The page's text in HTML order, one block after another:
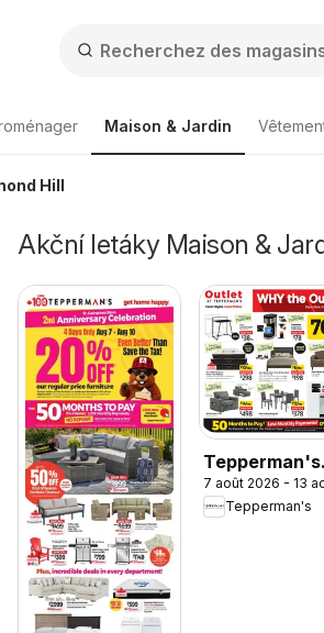
Maison & Jardin
Hill
Akční letáky Maison &
Tepperman's
outlet
7 août 2026 - 13
Tepperman's